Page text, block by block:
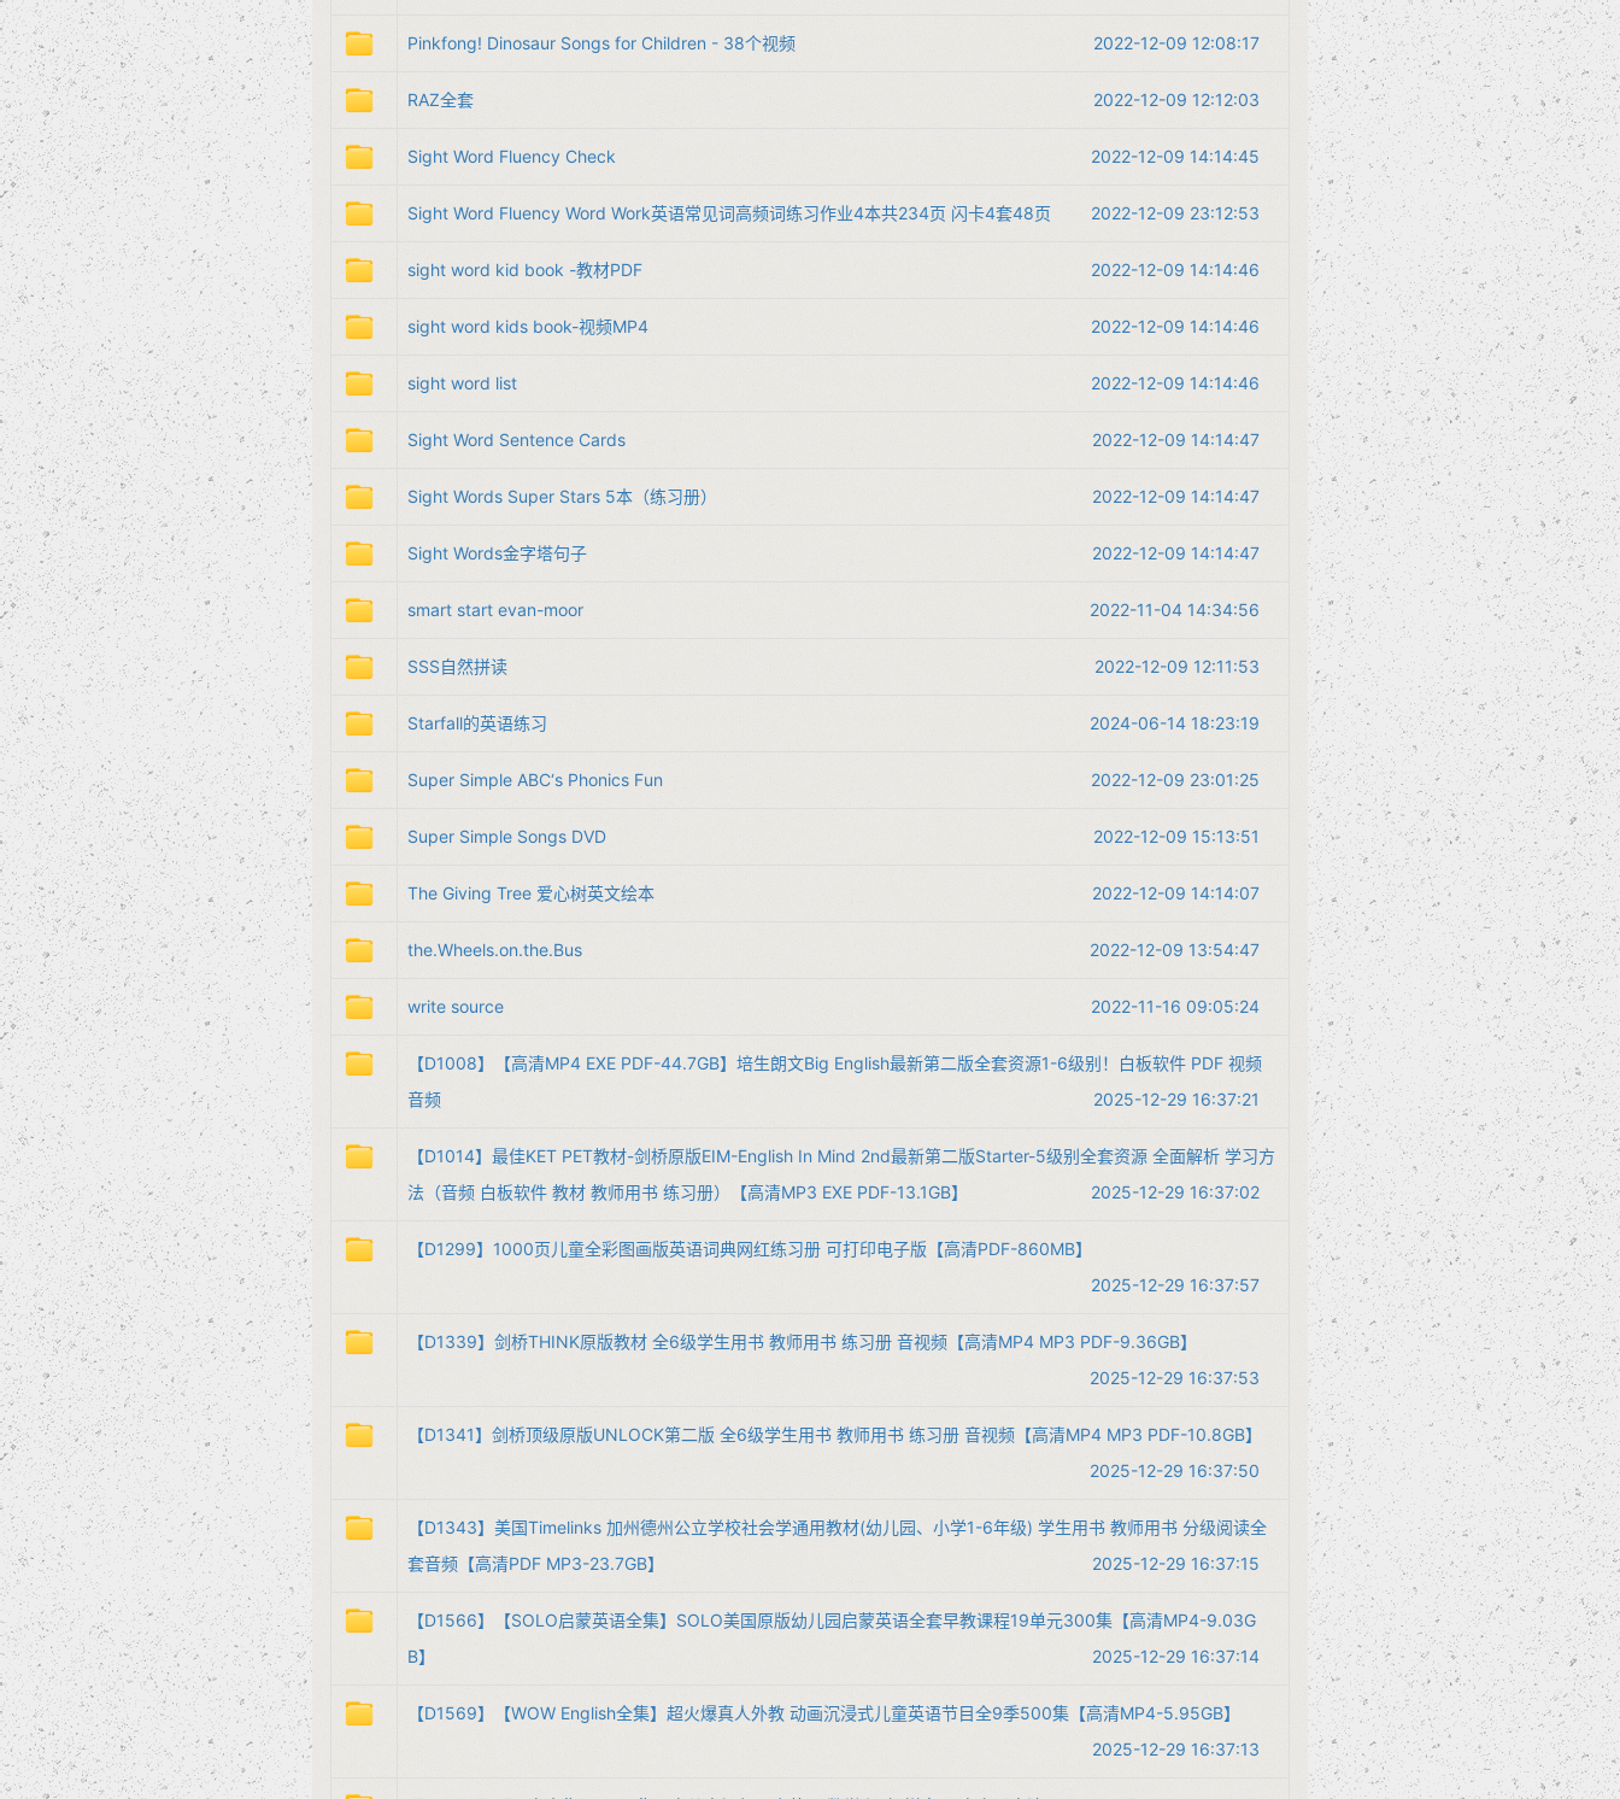
Pinkfong! Dinosaur Songs for Children - 38个视频​ 2022-12-09 12:08:17
RAZ全套​ 2022-12-09 12:12:03
Sight Word Fluency Check 2022-12-09 14:14:45
Sight Word Fluency Word Work英语常见词高频词练习作业4本共234页 闪卡4套48页 2022-12-09 23:12:53
sight word kid book -教材PDF 2022-12-09 14:14:46
sight word kids book-视频MP4 2022-12-09 14:14:46
sight word list 2022-12-09 14:14:46
Sight Word Sentence Cards 2022-12-09 14:14:47
Sight Words Super Stars 5本（练习册） 2022-12-09 14:14:47
Sight Words金字塔句子 2022-12-09 14:14:47
smart start evan-moor 2022-11-04 14:34:56
SSS自然拼读​ 2022-12-09 12:11:53
Starfall的英语练习 2024-06-14 18:23:19
Super Simple ABC‘s Phonics Fun 2022-12-09 23:01:25
Super Simple Songs DVD 2022-12-09 15:13:51
The Giving Tree 爱心树英文绘本 2022-12-09 14:14:07
the.Wheels.on.the.Bus 2022-12-09 13:54:47
write source 2022-11-16 09:05:24
【D1008】【高清MP4 EXE PDF-44.7GB】培生朗文Big English最新第二版全套资源1-6级别！白板软件 PDF 视频
音频
2025-12-29 16:37:21
【D1014】最佳KET PET教材-剑桥原版EIM-English In Mind 2nd最新第二版Starter-5级别全套资源 全面解析 学习方
法（音频 白板软件 教材 教师用书 练习册）【高清MP3 EXE PDF-13.1GB】
2025-12-29 16:37:02
【D1299】1000页儿童全彩图画版英语词典网红练习册 可打印电子版【高清PDF-860MB】
2025-12-29 16:37:57
【D1339】剑桥THINK原版教材 全6级学生用书 教师用书 练习册 音视频【高清MP4 MP3 PDF-9.36GB】
2025-12-29 16:37:53
【D1341】剑桥顶级原版UNLOCK第二版 全6级学生用书 教师用书 练习册 音视频【高清MP4 MP3 PDF-10.8GB】
2025-12-29 16:37:50
【D1343】美国Timelinks 加州德州公立学校社会学通用教材(幼儿园、小学1-6年级) 学生用书 教师用书 分级阅读全
套音频【高清PDF MP3-23.7GB】
2025-12-29 16:37:15
【D1566】【SOLO启蒙英语全集】SOLO美国原版幼儿园启蒙英语全套早教课程19单元300集【高清MP4-9.03G
B】
2025-12-29 16:37:14
【D1569】【WOW English全集】超火爆真人外教 动画沉浸式儿童英语节目全9季500集【高清MP4-5.95GB】
2025-12-29 16:37:13